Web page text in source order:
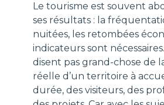
Le tourisme est souvent
ses résultats : la
nuitées, les retombées
indicateurs sont
disent pas grand-chose de
réelle d’un territoire à
durée, des visiteurs, des